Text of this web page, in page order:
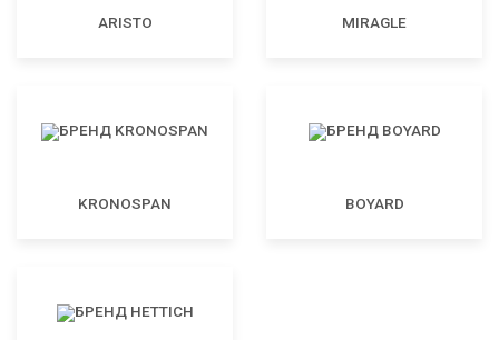
ARISTO MIRAGLE
KRONOSPAN BOYARD